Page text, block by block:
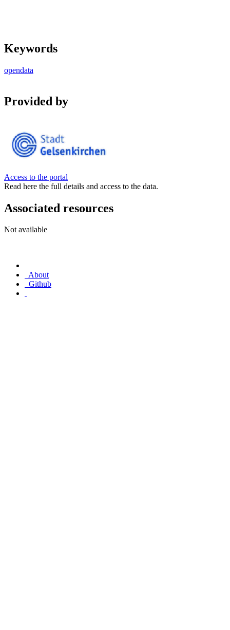
Keywords
opendata
Provided by
Access to the portal
Read here the full details and access to the data.
Associated resources
Not available
About
Github